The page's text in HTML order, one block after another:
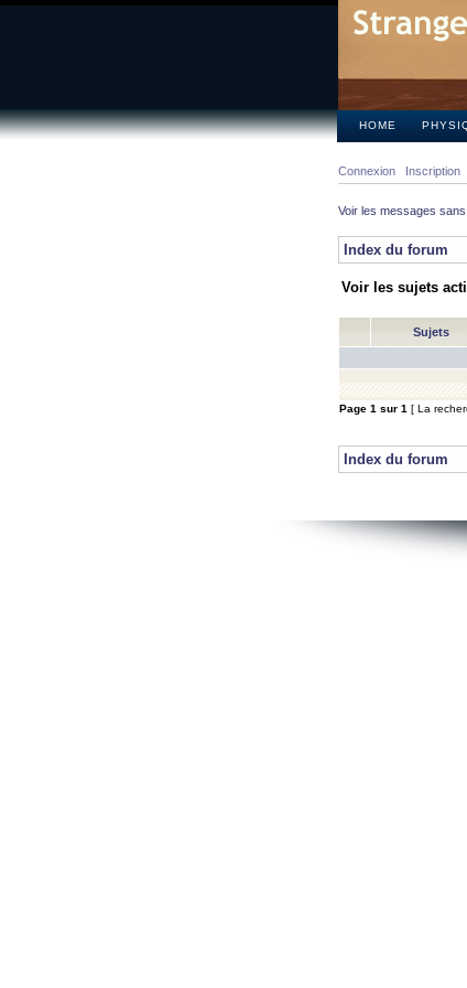
HOME
Connexion Inscription
Voir les messages
Index du forum
Voir les sujets
Sujets
Page 1 sur 1 [ La
Index du forum